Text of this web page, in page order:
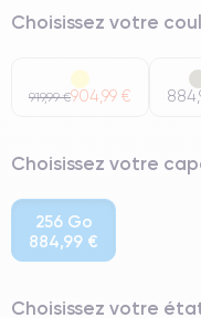
Choisissez votre
919,99 €904,99 €
Choisissez votre
256 Go
884,99 €
Choisissez votre